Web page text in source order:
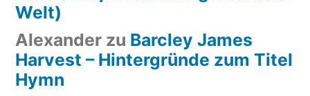
Welt)
Alexander zu Barcley James
Harvest – Hintergründe zum Titel
Hymn